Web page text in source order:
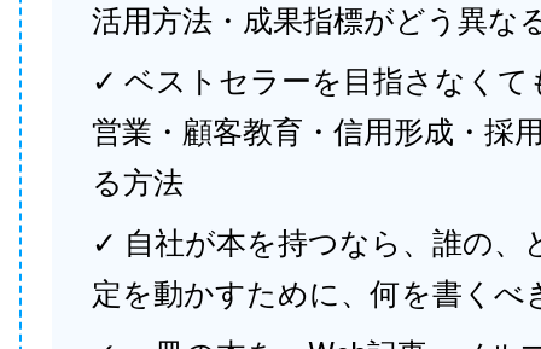
活用方法・成果指標がどう異な
✓ ベストセラーを目指さなくて
営業・顧客教育・信用形成・採
る方法
✓ 自社が本を持つなら、誰の、
定を動かすために、何を書くべ